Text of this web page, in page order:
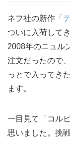
ネフ社の新作「
ついに入荷して
2008年のニュル
注文だったので
っとで入ってき
ます。
一目見て「コル
思いました。挑